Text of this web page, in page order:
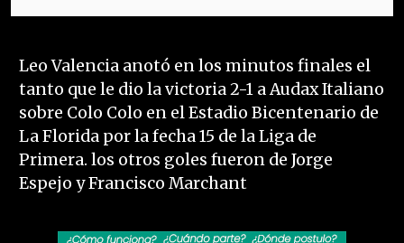
Leo Valencia anotó en los minutos finales el
tanto que le dio la victoria 2-1 a Audax Italiano
sobre Colo Colo en el Estadio Bicentenario de
La Florida por la fecha 15 de la Liga de
Primera. los otros goles fueron de Jorge
Espejo y Francisco Marchant